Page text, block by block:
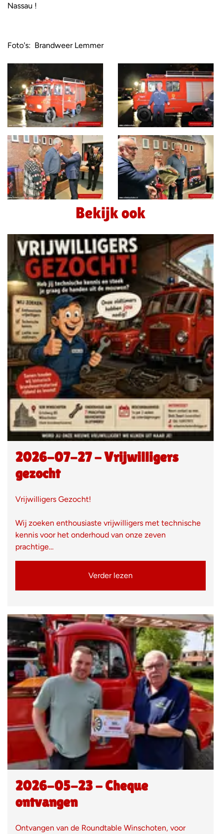
Nassau !
Foto's: Brandweer Lemmer
Foto
album
overslaan
Bekijk ook
2026-07-27 - Vrijwilligers
gezocht
Vrijwilligers Gezocht!
Wij zoeken enthousiaste vrijwilligers met technische
kennis voor het onderhoud van onze zeven
prachtige…
Verder lezen
2026-05-23 - Cheque
ontvangen
Ontvangen van de Roundtable Winschoten, voor